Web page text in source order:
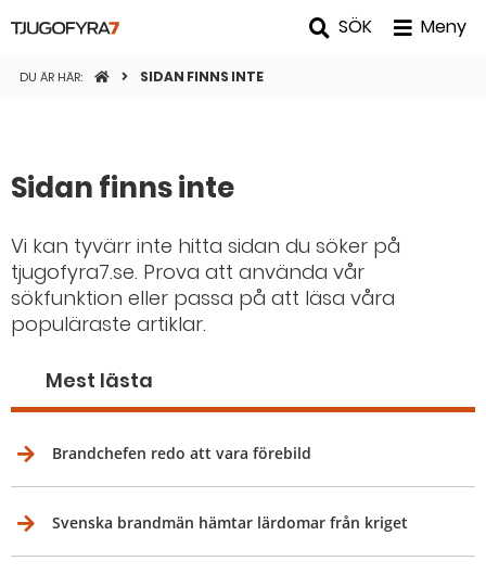
SÖK Meny
DU ÄR HÄR: STARTSIDANSIDAN FINNS INTE
Sidan finns inte
Vi kan tyvärr inte hitta sidan du söker på
tjugofyra7.se. Prova att använda vår
sökfunktion eller passa på att läsa våra
populäraste artiklar.
Mest lästa
Brandchefen redo att vara förebild
Svenska brandmän hämtar lärdomar från kriget